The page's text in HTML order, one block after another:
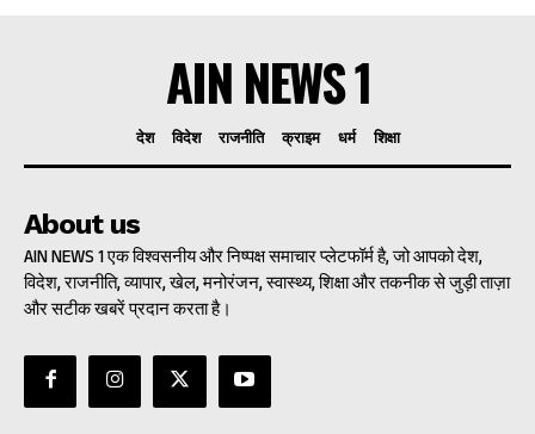
AIN NEWS 1
देश विदेश राजनीति क्राइम धर्म शिक्षा
About us
AIN NEWS 1 एक विश्वसनीय और निष्पक्ष समाचार प्लेटफॉर्म है, जो आपको देश,
विदेश, राजनीति, व्यापार, खेल, मनोरंजन, स्वास्थ्य, शिक्षा और तकनीक से जुड़ी ताज़ा
और सटीक खबरें प्रदान करता है।